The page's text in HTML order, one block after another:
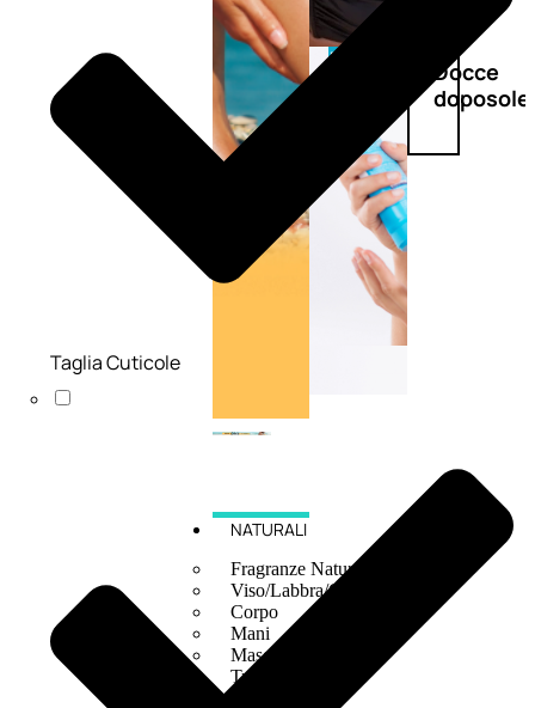
Doposole
Docce
doposole
NATURALI
Fragranze Nature
Viso/Labbra/Occhi Nature
Corpo
Mani
Maschera Nature
Trattamenti Viso
Taglia Cuticole